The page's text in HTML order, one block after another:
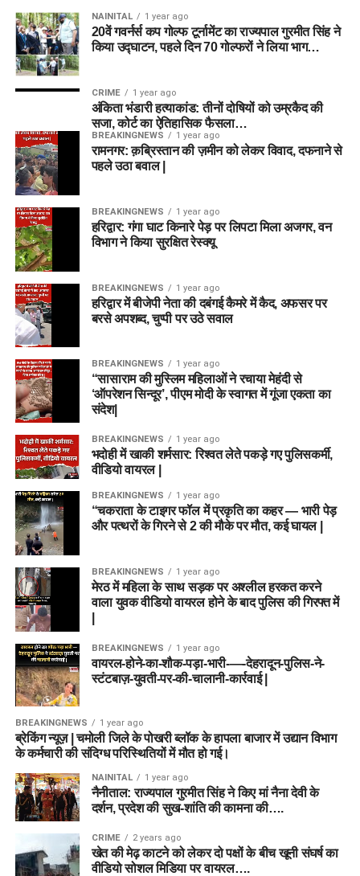
NAINITAL 1 year ago
20वें गवर्नर्स कप गोल्फ टूर्नामेंट का राज्यपाल गुरमीत सिंह ने
किया उद्घाटन, पहले दिन 70 गोल्फरों ने लिया भाग…
CRIME 1 year ago
अंकिता भंडारी हत्याकांड: तीनों दोषियों को उम्रकैद की
सजा, कोर्ट का ऐतिहासिक फैसला…
BREAKINGNEWS 1 year ago
रामनगर: क़ब्रिस्तान की ज़मीन को लेकर विवाद, दफनाने से
पहले उठा बवाल |
BREAKINGNEWS 1 year ago
हरिद्वार: गंगा घाट किनारे पेड़ पर लिपटा मिला अजगर, वन
विभाग ने किया सुरक्षित रेस्क्यू
BREAKINGNEWS 1 year ago
हरिद्वार में बीजेपी नेता की दबंगई कैमरे में कैद, अफसर पर
बरसे अपशब्द, चुप्पी पर उठे सवाल
BREAKINGNEWS 1 year ago
“सासाराम की मुस्लिम महिलाओं ने रचाया मेहंदी से
‘ऑपरेशन सिन्दूर’, पीएम मोदी के स्वागत में गूंजा एकता का
संदेश|
BREAKINGNEWS 1 year ago
भदोही में खाकी शर्मसार: रिश्वत लेते पकड़े गए पुलिसकर्मी,
वीडियो वायरल |
BREAKINGNEWS 1 year ago
“चकराता के टाइगर फॉल में प्रकृति का कहर — भारी पेड़
और पत्थरों के गिरने से 2 की मौके पर मौत, कई घायल |
BREAKINGNEWS 1 year ago
मेरठ में महिला के साथ सड़क पर अश्लील हरकत करने
वाला युवक वीडियो वायरल होने के बाद पुलिस की गिरफ्त में
BREAKINGNEWS 1 year ago
वायरल-होने-का-शौक-पड़ा-भारी-—-देहरादून-पुलिस-ने-
स्टंटबाज़-युवती-पर-की-चालानी-कार्रवाई |
BREAKINGNEWS 1 year ago
ब्रेकिंग न्यूज़ | चमोली जिले के पोखरी ब्लॉक के हापला बाजार में उद्यान विभाग
के कर्मचारी की संदिग्ध परिस्थितियों में मौत हो गई।
NAINITAL 1 year ago
नैनीताल: राज्यपाल गुरमीत सिंह ने किए मां नैना देवी के
दर्शन, प्रदेश की सुख-शांति की कामना की….
CRIME 2 years ago
खेत की मेढ़ काटने को लेकर दो पक्षों के बीच खूनी संघर्ष का
वीडियो सोशल मिडिया पर वायरल….